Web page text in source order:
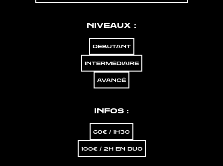
NIVEAUX :
DEBUTANT
INTERMÉDIAIRE
AVANCÉ
INFOS :
60€ / 1H30
100€ / 2H EN DUO